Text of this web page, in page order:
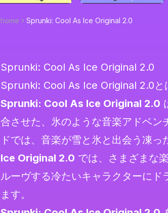
home Sprunki: Cool As Ice Original 2.0
Sprunki: Cool As Ice Original 2.0
Sprunki: Cool As Ice Original 2.0と
Sprunki: Cool As Ice Original 2.0
合させた、氷のような音楽アドベ
ドでは、音楽が雪と氷と出会う凍っ
Ice Original 2.0 では、さまざまな
ルーヴする冷たいキャラクターにド
ます。